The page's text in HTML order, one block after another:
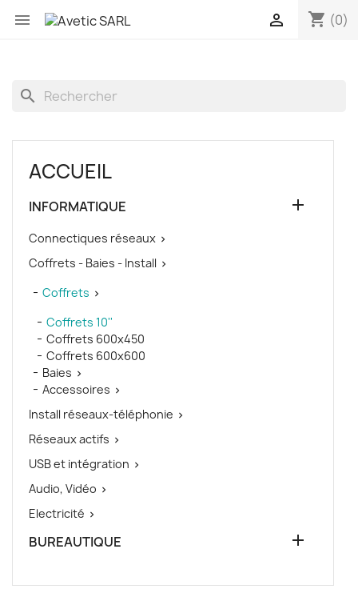
 shopping_cart (0)

search
ACCUEIL
INFORMATIQUE 
Connectiques réseaux 
Coffrets - Baies - Install 
Coffrets 
Coffrets 10''
Coffrets 600x450
Coffrets 600x600
Baies 
Accessoires 
Install réseaux-téléphonie 
Réseaux actifs 
USB et intégration 
Audio, Vidéo 
Electricité 
BUREAUTIQUE 